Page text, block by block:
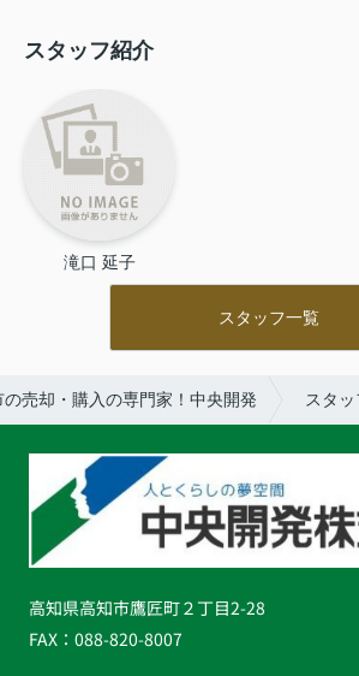
スタッフ紹介
滝口 延子
スタッフ一覧
の売却・購入の専門家！中央開発 スタ
高知県高知市鷹匠町２丁目2-28
FAX： 088-820-8007